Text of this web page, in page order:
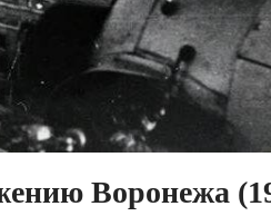
Воронежа